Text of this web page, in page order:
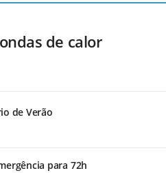
de calor
de Verão
para 72h